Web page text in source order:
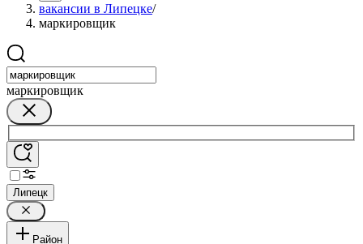
вакансии в Липецке/
маркировщик
маркировщик
Липецк
Район